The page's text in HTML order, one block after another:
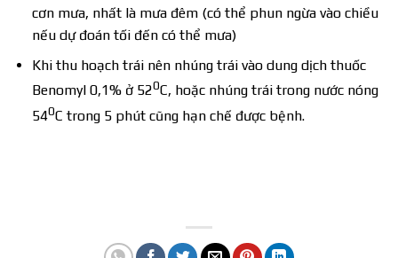
cơn mưa, nhất là mưa đêm (có thể phun ngừa vào chiều
nếu dự đoán tối đến có thể mưa)
Khi thu hoạch trái nên nhúng trái vào dung dịch thuốc
Benomyl 0,1% ở 520C, hoặc nhúng trái trong nước nóng
540C trong 5 phút cũng hạn chế được bệnh.